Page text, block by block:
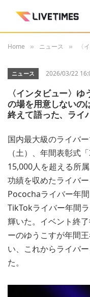
Home » ニュース » 〈イン
ニュース 2026/03/22
〈インタビュー〉
の場を用意しないの
終えて語った、ライ
国内最大級のライバ
（土）、年間表彰式
15,000人を超える所
功績を収めたライバ
Pocochaライバー年
TikTokライバー年間
輝いた。イベント終
ーのゆうこすが年間
い、これからライバ
た。